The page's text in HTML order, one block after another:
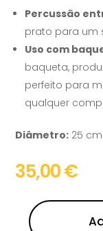
Percussão
prato para um
Uso com
baqueta,
perfeito para
qualquer
Diâmetro: 25 cm
35,00€